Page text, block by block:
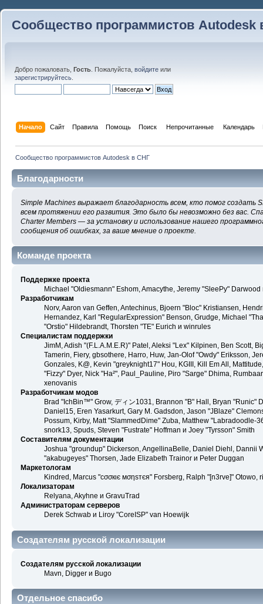
Сообщество программистов Autodesk
Добро пожаловать, Гость . Пожалуйста, войдите или
зарегистрируйтесь
Начало Сайт Правила Помощь Поиск Непрочитанные Календарь
Сообщество программистов Autodesk в СНГ
Благодарности
Simple Machines выражает благодарность всем, кто помог создать
всем протяжении его развития. Это было бы невозможно без вас.
Charter Members — за установку и использование нашего
сообщения об ошибках, за ваше мнение о проекте.
Команде проекта
Поддержке проекта
Michael "Oldiesmann" Eshom, Amacythe, Jeremy "SleePy"
Разработчикам
Norv, Aaron van Geffen, Antechinus, Bjoern "Bloc" Kristiansen,
Hernandez, Karl "RegularExpression" Benson, Grudge, Michael
"Orstio" Hildebrandt, Thorsten "TE" Eurich и winrules
Специалистам поддержки
JimM, Adish "(F.L.A.M.E.R)" Patel, Aleksi "Lex" Kilpinen, Ben Scott,
Tamerin, Fiery, gbsothere, Harro, Huw, Jan-Olof "Owdy" Eriksson,
Gonzales, K@, Kevin "greyknight17" Hou, KGIII, Kill Em All,
"Fizzy" Dyer, Nick "Ha²", Paul_Pauline, Piro "Sarge" Dhima,
xenovanis
Разработчикам модов
Brad "IchBin™" Grow, ディン1031, Brannon "B" Hall, Bryan "Runic"
Daniel15, Eren Yasarkurt, Gary M. Gadsdon, Jason "JBlaze"
Possum, Kirby, Matt "SlammedDime" Zuba, Matthew "Labradoodle-
snork13, Spuds, Steven "Fustrate" Hoffman и Joey "Tyrsson" Smith
Составителям документации
Joshua "groundup" Dickerson, AngellinaBelle, Daniel Diehl, Dannii
"akabugeyes" Thorsen, Jade Elizabeth Trainor и Peter Duggan
Маркетологам
Kindred, Marcus "cσσкιє мσηѕтєя" Forsberg, Ralph "[n3rve]" Otowo,
Локализаторам
Relyana, Akyhne и GravuTrad
Администраторам серверов
Derek Schwab и Liroy "CoreISP" van Hoewijk
Создателям русской локализации
Создателям русской локализации
Mavn, Digger и Bugo
Отдельное спасибо